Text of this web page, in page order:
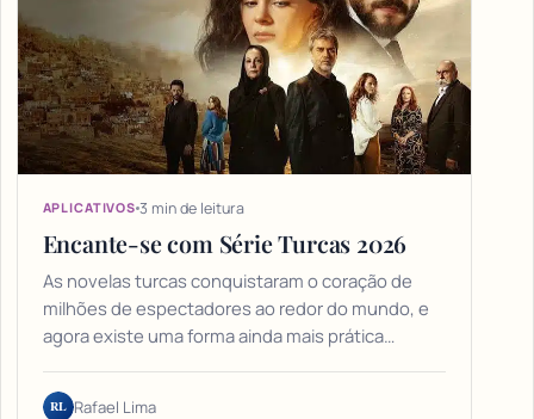
APLICATIVOS 3 min de leitura
Encante-se com Série Turcas 2026
As novelas turcas conquistaram o coração de
milhões de espectadores ao redor do mundo, e
agora existe uma forma ainda mais prática…
RL Rafael Lima